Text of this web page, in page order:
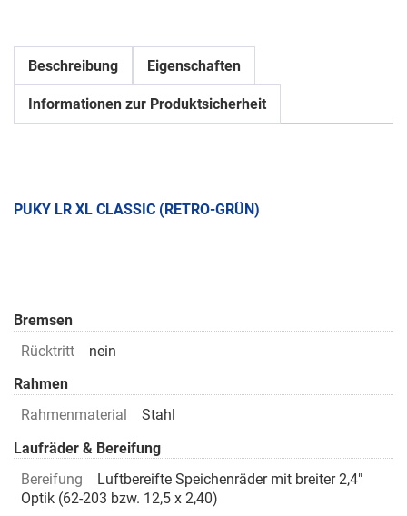
Beschreibung Eigenschaften
Informationen zur Produktsicherheit
PUKY LR XL CLASSIC (RETRO-GRÜN)
Bremsen
Rücktritt
nein
Rahmen
Rahmenmaterial
Stahl
Laufräder & Bereifung
Bereifung
Luftbereifte Speichenräder mit breiter 2,4"
Optik (62-203 bzw. 12,5 x 2,40)